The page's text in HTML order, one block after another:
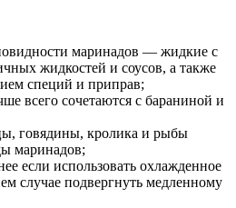
маринадов — жидкие с
жидкостей и соусов, а также
специй и приправ;
всего сочетаются с бараниной и
говядины, кролика и рыбы
маринадов;
если использовать охлажденное
случае подвергнуть медленному